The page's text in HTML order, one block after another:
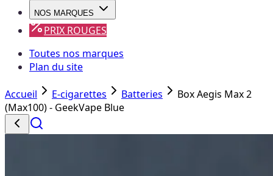
NOS MARQUES
PRIX ROUGES
Toutes nos marques
Plan du site
Accueil E-cigarettes Batteries
Box Aegis Max 2
(Max100) - GeekVape Blue